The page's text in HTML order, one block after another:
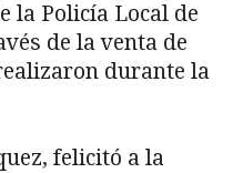
la Policía Local de
de la venta de
durante la
felicitó a la